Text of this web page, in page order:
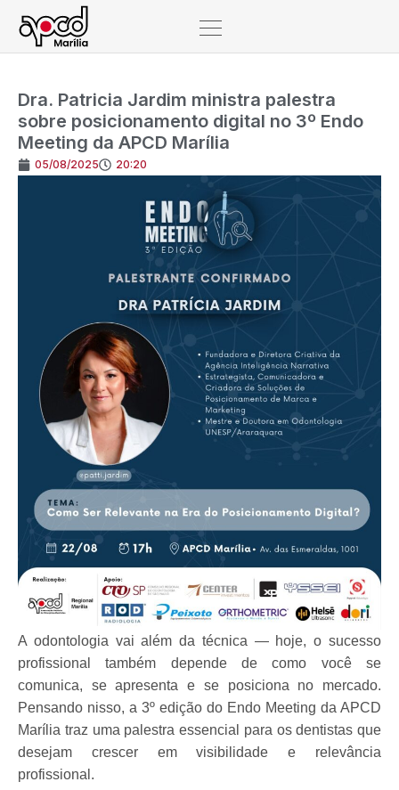
Dra. Patricia Jardim ministra palestra
sobre posicionamento digital no 3º Endo
Meeting da APCD Marília
05/08/2025 20:20
A odontologia vai além da técnica — hoje, o sucesso
profissional também depende decomo você se
comunica, se apresenta e se posiciona no mercado.
Pensando nisso, a 3º edição do Endo Meeting da APCD
Marília traz uma palestra essencial para os dentistas que
desejam crescer em visibilidade e relevância
profissional.